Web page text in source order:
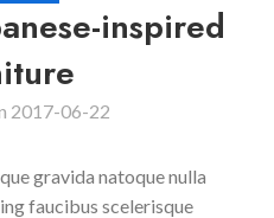
inspired
2017-06-22
gravida natoque nulla
faucibus scelerisque